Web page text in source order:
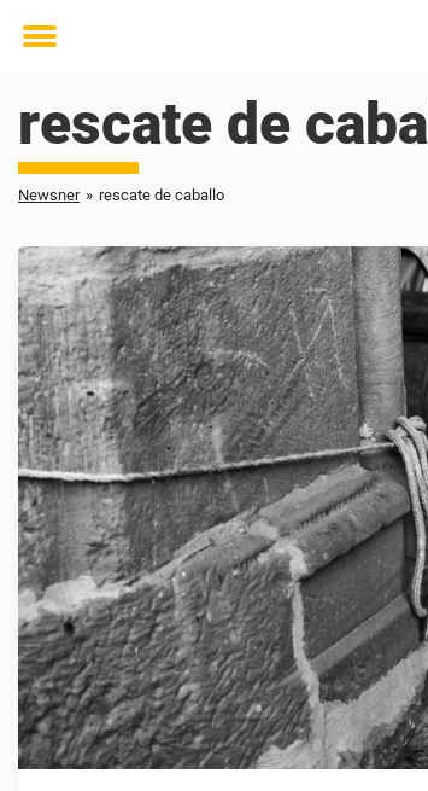
Toggle
rescate de
Newsner » rescate de caballo